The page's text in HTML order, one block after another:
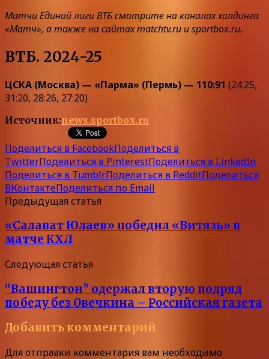
Матчи Единой лиги ВТБ смотрите на каналах холдинга
«Матч», а также на сайтах matchtv.ru и sportbox.ru.
ВТБ. 2024-25
ЦСКА (Москва) — «Парма» (Пермь) — 110:91 (24:25,
31:20, 28:26, 27:20)
Источник:news.sportbox.ru
Поделиться в FacebookПоделиться в
TwitterПоделиться в PinterestПоделиться в LinkedIn
Поделиться в TumblrПоделиться в RedditПоделиться
ВКонтактеПоделиться по Email
Предыдущая статья
«Салават Юлаев» победил «Витязь» в
матче КХЛ
Следующая статья
“Вашингтон” одержал вторую подряд
победу без Овечкина – Российская газета
Добавить комментарий
Для отправки комментария вам необходимо